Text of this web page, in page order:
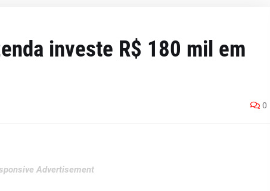
investe R$ 180 mil em
0
Advertisement